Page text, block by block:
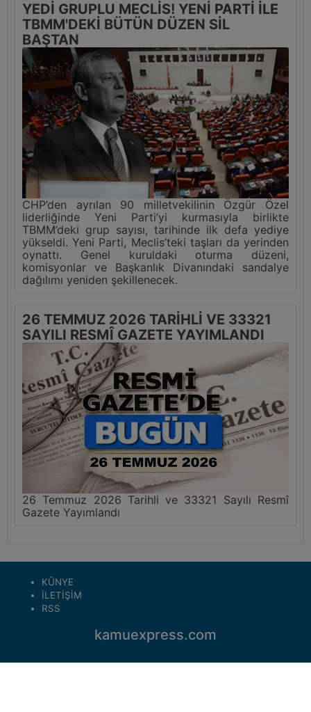
YEDİ GRUPLU MECLİS! YENİ PARTİ İLE
TBMM'DEKİ BÜTÜN DÜZEN SİL
BAŞTAN
CHP’den ayrılan 90 milletvekilinin Özgür Özel
liderliğinde Yeni Parti’yi kurmasıyla birlikte
TBMM’deki grup sayısı, tarihinde ilk defa yediye
yükseldi. Yeni Parti, Meclis’teki taşları da yerinden
oynattı. Genel kuruldaki oturma düzeni,
komisyonlar ve Başkanlık Divanındaki sandalye
dağılımı yeniden şekillenecek.
26 TEMMUZ 2026 TARİHLİ VE 33321
SAYILI RESMÎ GAZETE YAYIMLANDI
26 Temmuz 2026 Tarihli ve 33321 Sayılı Resmî
Gazete Yayımlandı
KÜNYE
İLETİŞİM
RSS
kamuexpress.com